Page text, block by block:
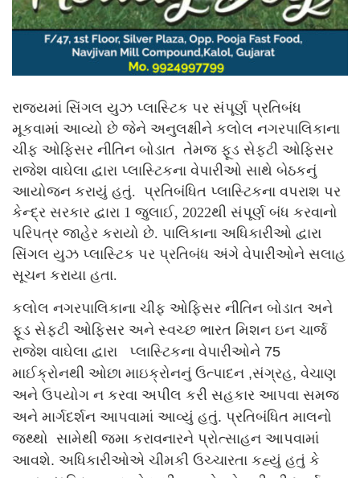
રાજ્યમાં સિંગલ યુઝ પ્લાસ્ટિક પર સંપૂર્ણ પ્રતિબંધ
મૂકવામાં આવ્યો છે જેને અનુલક્ષીને કલોલ નગરપાલિકાના
ચીફ ઓફિસર નીતિન બોડાત તેમજ ફૂડ સેફટી ઓફિસર
રાજેશ વાઘેલા દ્વારા પ્લાસ્ટિકના વેપારીઓ સાથે બેઠકનું
આયોજન કરાયું હતું. પ્રતિબંધિત પ્લાસ્ટિકના વપરાશ પર
કેન્દ્ર સરકાર દ્વારા 1 જુલાઈ, 2022થી સંપૂર્ણ બંધ કરવાનો
પરિપત્ર જાહેર કરાયો છે. પાલિકાના અધિકારીઓ દ્વારા
સિંગલ યુઝ પ્લાસ્ટિક પર પ્રતિબંધ અંગે વેપારીઓને સલાહ
સૂચન કરાયા હતા.
કલોલ નગરપાલિકાના ચીફ ઓફિસર નીતિન બોડાત અને
ફૂડ સેફટી ઓફિસર અને સ્વચ્છ ભારત મિશન ઇન ચાર્જ
રાજેશ વાઘેલા દ્વારા પ્લાસ્ટિકના વેપારીઓને 75
માઈક્રોનથી ઓછા માઇક્રોનનું ઉત્પાદન ,સંગ્રહ, વેચાણ
અને ઉપયોગ ન કરવા અપીલ કરી સહકાર આપવા સમજ
અને માર્ગદર્શન આપવામાં આવ્યું હતું. પ્રતિબંધિત માલનો
જથ્થો સામેથી જમા કરાવનારને પ્રોત્સાહન આપવામાં
આવશે. અધિકારીઓએ ચીમકી ઉચ્ચારતા કહ્યું હતું કે